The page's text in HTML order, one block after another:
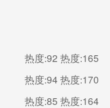
热度:92 热度:165
热度:94 热度:170
热度:85 热度:164